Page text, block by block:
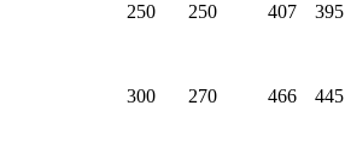
250 250 407 395
300 270 466 445